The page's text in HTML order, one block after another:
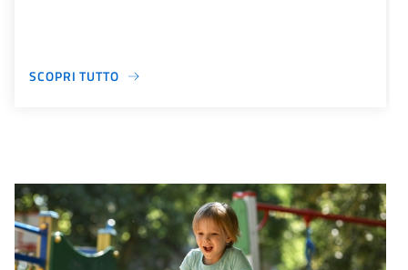
SCOPRI TUTTO